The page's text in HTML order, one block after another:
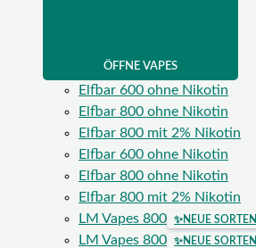
ÖFFNE VAPES
Elfbar 600 ohne Nikotin
Elfbar 800 ohne Nikotin
Elfbar 800 mit 2% Nikotin
Elfbar 600 ohne Nikotin
Elfbar 800 ohne Nikotin
Elfbar 800 mit 2% Nikotin
LM Vapes 800
✨NEUE SORTEN
LM Vapes 800 ✨NEUE SORTEN